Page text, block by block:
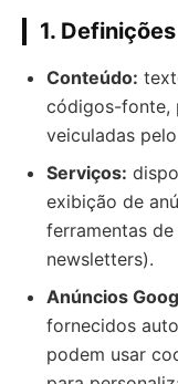
1. Definições
Conteúdo:
códigos-fonte,
veiculadas
Serviços:
exibição de
ferramentas
newsletters).
Anúncios
fornecidos
podem usar